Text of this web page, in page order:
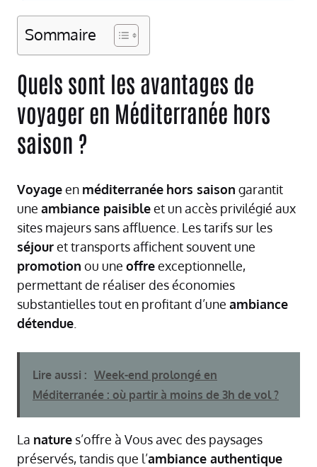
Sommaire
Quels sont les avantages de
voyager en Méditerranée hors
saison ?
Voyageen méditerranée hors saison garantit
une ambiance paisibleet un accès privilégié aux
sites majeurs sans affluence. Les tarifs sur les
séjouret transports affichent souvent une
promotion ou une offreexceptionnelle,
permettant de réaliser des économies
substantielles tout en profitant d’une ambiance
détendue
Lire aussi : Week-end prolongé en
Méditerranée : où partir à moins de 3h de vol ?
La nature s’offre à Vous avec des paysages
préservés, tandis que l’ambiance authentique